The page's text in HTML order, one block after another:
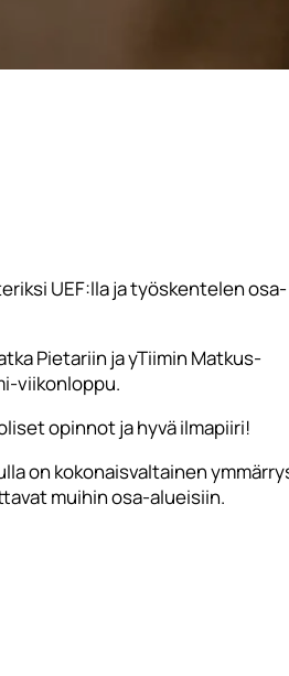
UEF:lla ja työskentelen osa-
Pietariin ja yTiimin Matkus-
viikonloppu.
opinnot ja hyvä ilmapiiri!
on kokonaisvaltainen
muihin osa-alueisiin.